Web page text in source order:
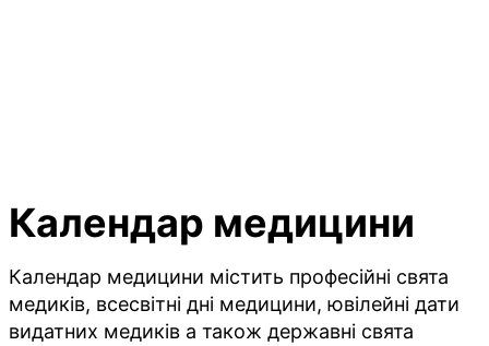
Календар медицини
Календар медицини містить професійні свята
медиків, всесвітні дні медицини, ювілейні дати
видатних медиків а також державні свята